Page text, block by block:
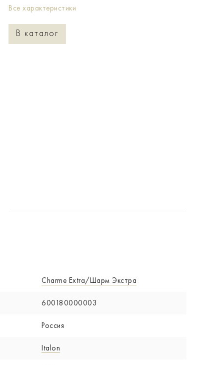
Все характеристики
В каталог
Charme Extra/Шарм Экстра
600180000003
Россия
Italon